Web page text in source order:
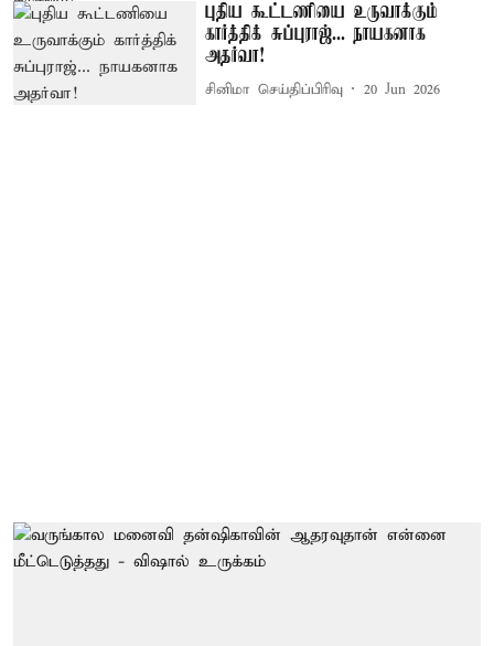
புதிய கூட்டணியை உருவாக்கும்
கார்த்திக் சுப்புராஜ்... நாயகனாக
அதர்வா!
சினிமா செய்திப்பிரிவு 20 Jun 2026